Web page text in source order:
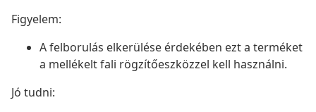
Figyelem:
A felborulás elkerülése érdekében ezt a terméket
a mellékelt fali rögzítőeszközzel kell használni.
Jó tudni: